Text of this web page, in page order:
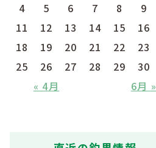
« 4月 6月 »
4
5 6 7 8 9
11
12 13 14 15 16
18
19 20 21 22 23
25
26 27 28 29 30